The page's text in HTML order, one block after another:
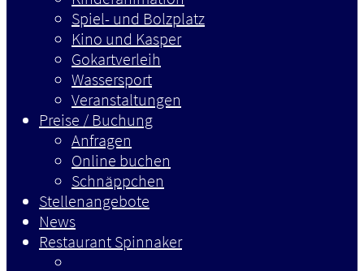
Spiel- und Bolzplatz
Kino und Kasper
Gokartverleih
Wassersport
Veranstaltungen
Preise / Buchung
Anfragen
Online buchen
Schnäppchen
Stellenangebote
News
Restaurant Spinnaker